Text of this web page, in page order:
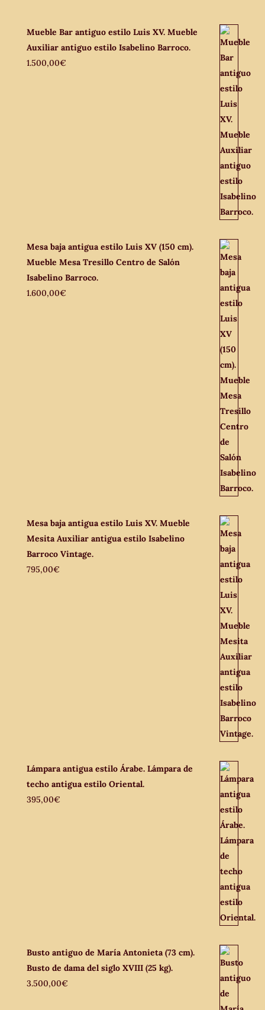
Mueble Bar antiguo estilo Luis XV. Mueble
Auxiliar antiguo estilo Isabelino Barroco.
1.500,00€
Mesa baja antigua estilo Luis XV (150 cm).
Mueble Mesa Tresillo Centro de Salón
Isabelino Barroco.
1.600,00€
Mesa baja antigua estilo Luis XV. Mueble
Mesita Auxiliar antigua estilo Isabelino
Barroco Vintage.
795,00€
Lámpara antigua estilo Árabe. Lámpara de
techo antigua estilo Oriental.
395,00€
Busto antiguo de María Antonieta (73 cm).
Busto de dama del siglo XVIII (25 kg).
3.500,00€